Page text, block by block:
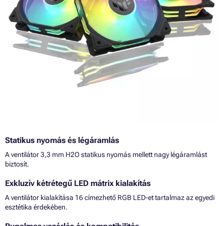
Statikus nyomás és légáramlás
A ventilátor 3,3 mm H2O statikus nyomás mellett nagy légáramlást
biztosít.
Exkluzív kétrétegű LED mátrix kialakítás
A ventilátor kialakítása 16 címezhető RGB LED-et tartalmaz az egyedi
esztétika érdekében.